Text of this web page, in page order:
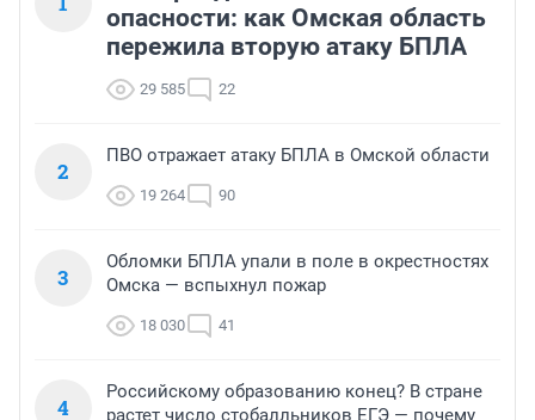
опасности: как Омская область
пережила вторую атаку БПЛА
29 585 22
2
ПВО отражает атаку БПЛА в Омской области
19 264 90
3
Обломки БПЛА упали в поле в окрестностях
Омска — вспыхнул пожар
18 030 41
4
Российскому образованию конец? В стране
растет число стобалльников ЕГЭ — почему